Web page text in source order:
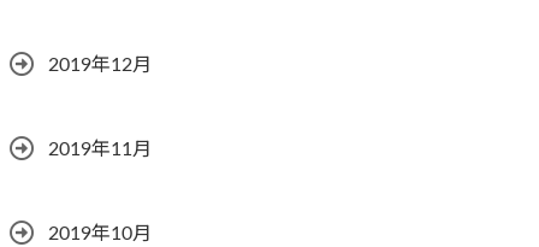
2019年12月
2019年11月
2019年10月